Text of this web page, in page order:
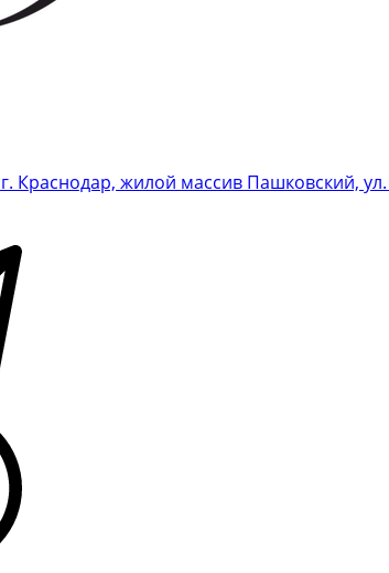
Краснодар, жилой массив Пашковский,